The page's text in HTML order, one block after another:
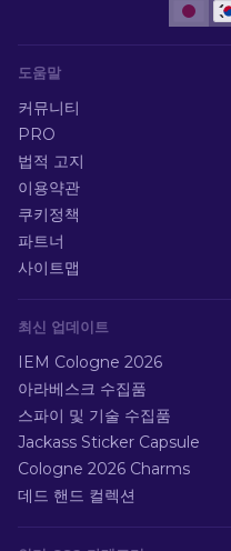
도움말
커뮤니티
PRO
법적 고지
이용약관
쿠키정책
파트너
사이트맵
최신 업데이트
IEM Cologne 2026
아라베스크 수집품
스파이 및 기술 수집품
Jackass Sticker Capsule
Cologne 2026 Charms
데드 핸드 컬렉션